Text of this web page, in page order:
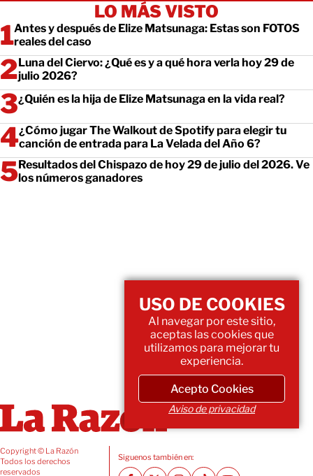
LO MÁS VISTO
Antes y después de Elize Matsunaga: Estas son FOTOS
reales del caso
Luna del Ciervo: ¿Qué es y a qué hora verla hoy 29 de
julio 2026?
¿Quién es la hija de Elize Matsunaga en la vida real?
¿Cómo jugar The Walkout de Spotify para elegir tu
canción de entrada para La Velada del Año 6?
Resultados del Chispazo de hoy 29 de julio del 2026. Ve
los números ganadores
Copyright © La Razón
Todos los derechos
reservados
Siguenos también en:
USO DE COOKIES
Al navegar por este sitio,
aceptas las cookies que
utilizamos para mejorar tu
experiencia.
Acepto Cookies
Aviso de privacidad